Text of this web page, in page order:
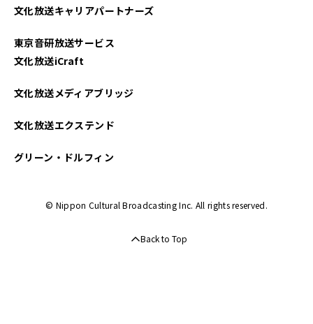
2024年11月
2024年10月
2024年09月
文化放送キャリアパートナーズ
東京音研放送サービス
文化放送iCraft
文化放送メディアブリッジ
文化放送エクステンド
グリーン・ドルフィン
© Nippon Cultural Broadcasting Inc. All rights reserved.
Back to Top